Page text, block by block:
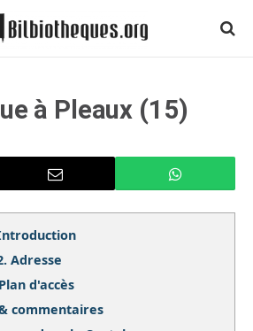
à Pleaux (15)
Adresse
Plan d'accès
commentaires